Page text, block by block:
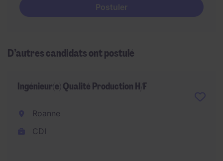
Postuler
D’autres candidats ont postulé
Ingénieur(e) Qualité Production H/F
Roanne
CDI